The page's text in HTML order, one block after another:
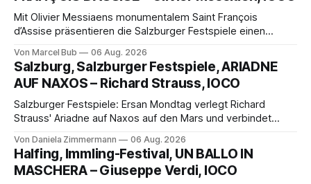
Mit Olivier Messiaens monumentalem Saint François
d’Assise präsentieren die Salzburger Festspiele einen
eine bildgewaltige Inszenierung, Maxime Pascal entfaltet
die komplexe Partitur eindrucksvoll, Philippe Sly berührt als
Franziskus.
Von Marcel Bub 06 Aug. 2026
Salzburg, Salzburger Festspiele, ARIADNE
AUF NAXOS – Richard Strauss, IOCO
Salzburger Festspiele: Ersan Mondtag verlegt Richard
Strauss' Ariadne auf Naxos auf den Mars und verbindet
Aufführung mit starken Solisten und den Wiener
Philharmonikern, szenisch bleibt der zweite Akt jedoch
hinter den Erwartungen zurück.
Von Daniela Zimmermann 06 Aug. 2026
Halfing, Immling-Festival, UN BALLO IN
MASCHERA – Giuseppe Verdi, IOCO